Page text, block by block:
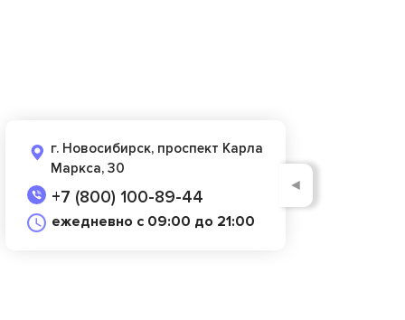
г. Новосибирск, проспект Карла
Маркса, 30
+7 (800) 100-89-44
ежедневно с 09:00 до 21:00
◄